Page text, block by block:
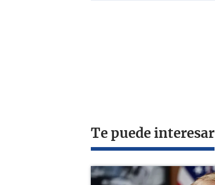
Te puede interesar